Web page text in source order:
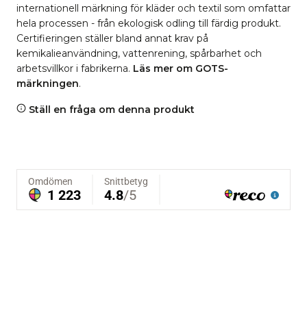
internationell märkning för kläder och textil som omfattar
hela processen - från ekologisk odling till färdig produkt.
Certifieringen ställer bland annat krav på
kemikalieanvändning, vattenrening, spårbarhet och
arbetsvillkor i fabrikerna. Läs mer om GOTS-
märkningen.
Ställ en fråga om denna produkt